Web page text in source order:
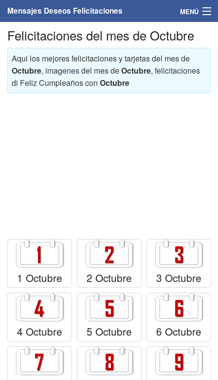
Mensajes Deseos Felicitaciones MENÚ
Home
Mensajes
Felicitaciones
Felicitaciones musicales
Felicitaciones del mes de Octubre
Aqui los mejores felicitaciones y tarjetas del mes de
Octubre, imagenes del mes deOctubre, felicitaciones
di Feliz Cumpleaños con Octubre
1 Octubre 2 Octubre 3 Octubre
4 Octubre 5 Octubre 6 Octubre